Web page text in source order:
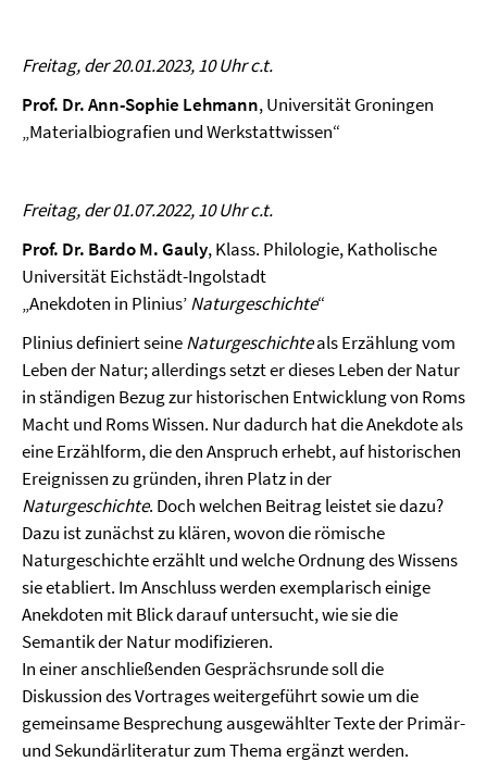
Freitag, der 20.01.2023, 10 Uhr c.t.
Prof. Dr. Ann-Sophie Lehmann, Universität Groningen
„Materialbiografien und Werkstattwissen“
Freitag, der 01.07.2022, 10 Uhr c.t.
Prof. Dr. Bardo M. Gauly, Klass. Philologie, Katholische
Universität Eichstädt-Ingolstadt
„Anekdoten in Plinius’Naturgeschichte“
Plinius definiert seineNaturgeschichteals Erzählung vom
Leben der Natur; allerdings setzt er dieses Leben der Natur
in ständigen Bezug zur historischen Entwicklung von Roms
Macht und Roms Wissen. Nur dadurch hat die Anekdote als
eine Erzählform, die den Anspruch erhebt, auf historischen
Ereignissen zu gründen, ihren Platz in der
Naturgeschichte. Doch welchen Beitrag leistet sie dazu?
Dazu ist zunächst zu klären, wovon die römische
Naturgeschichte erzählt und welche Ordnung des Wissens
sie etabliert. Im Anschluss werden exemplarisch einige
Anekdoten mit Blick darauf untersucht, wie sie die
Semantik der Natur modifizieren.
In einer anschließenden Gesprächsrunde soll die
Diskussion des Vortrages weitergeführt sowie um die
gemeinsame Besprechung ausgewählter Texte der Primär-
und Sekundärliteratur zum Thema ergänzt werden.